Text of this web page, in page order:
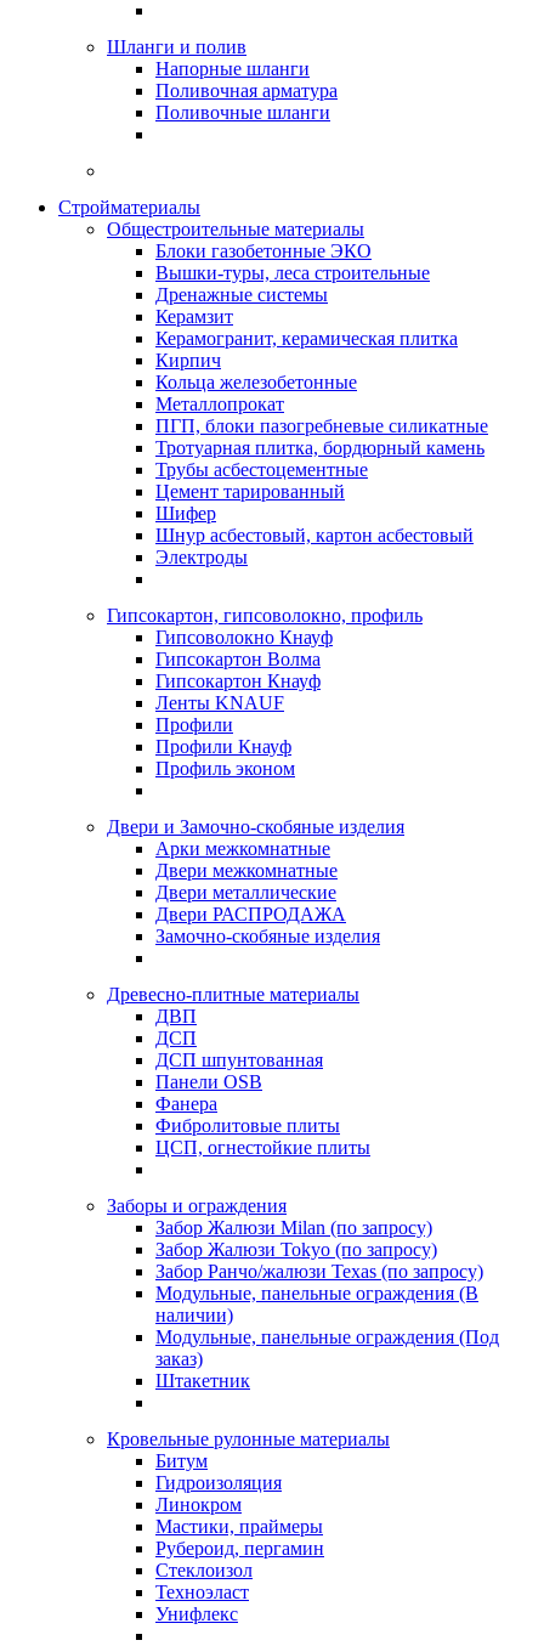
Шланги и полив
Напорные шланги
Поливочная арматура
Поливочные шланги
Стройматериалы
Oбщестроительные материалы
Блоки газобетонные ЭКО
Вышки-туры, леса строительные
Дренажные системы
Керамзит
Керамогранит, керамическая плитка
Кирпич
Кольца железобетонные
Металлопрокат
ПГП, блоки пазогребневые силикатные
Тротуарная плитка, бордюрный камень
Трубы асбестоцементные
Цемент тарированный
Шифер
Шнур асбестовый, картон асбестовый
Электроды
Гипсокартон, гипсоволокно, профиль
Гипсоволокно Кнауф
Гипсокартон Волма
Гипсокартон Кнауф
Ленты KNAUF
Профили
Профили Кнауф
Профиль эконом
Двери и Замочно-скобяные изделия
Арки межкомнатные
Двери межкомнатные
Двери металлические
Двери РАСПРОДАЖА
Замочно-скобяные изделия
Древесно-плитные материалы
ДВП
ДСП
ДСП шпунтованная
Панели OSB
Фанера
Фибролитовые плиты
ЦСП, огнестойкие плиты
Заборы и ограждения
Забор Жалюзи Milan (по запросу)
Забор Жалюзи Tokyo (по запросу)
Забор Ранчо/жалюзи Texas (по запросу)
Модульные, панельные ограждения (В
наличии)
Модульные, панельные ограждения (Под
заказ)
Штакетник
Кровельные рулонные материалы
Битум
Гидроизоляция
Линокром
Мастики, праймеры
Рубероид, пергамин
Стеклоизол
Техноэласт
Унифлекс